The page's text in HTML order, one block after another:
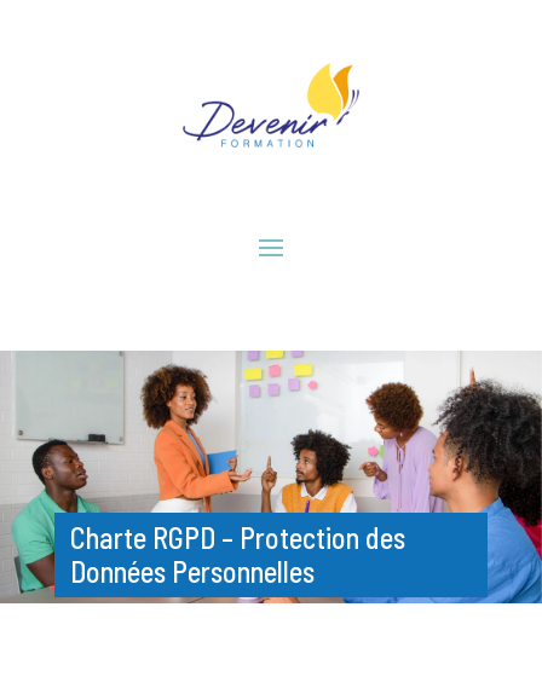
Charte RGPD – Protection des
Données Personnelles